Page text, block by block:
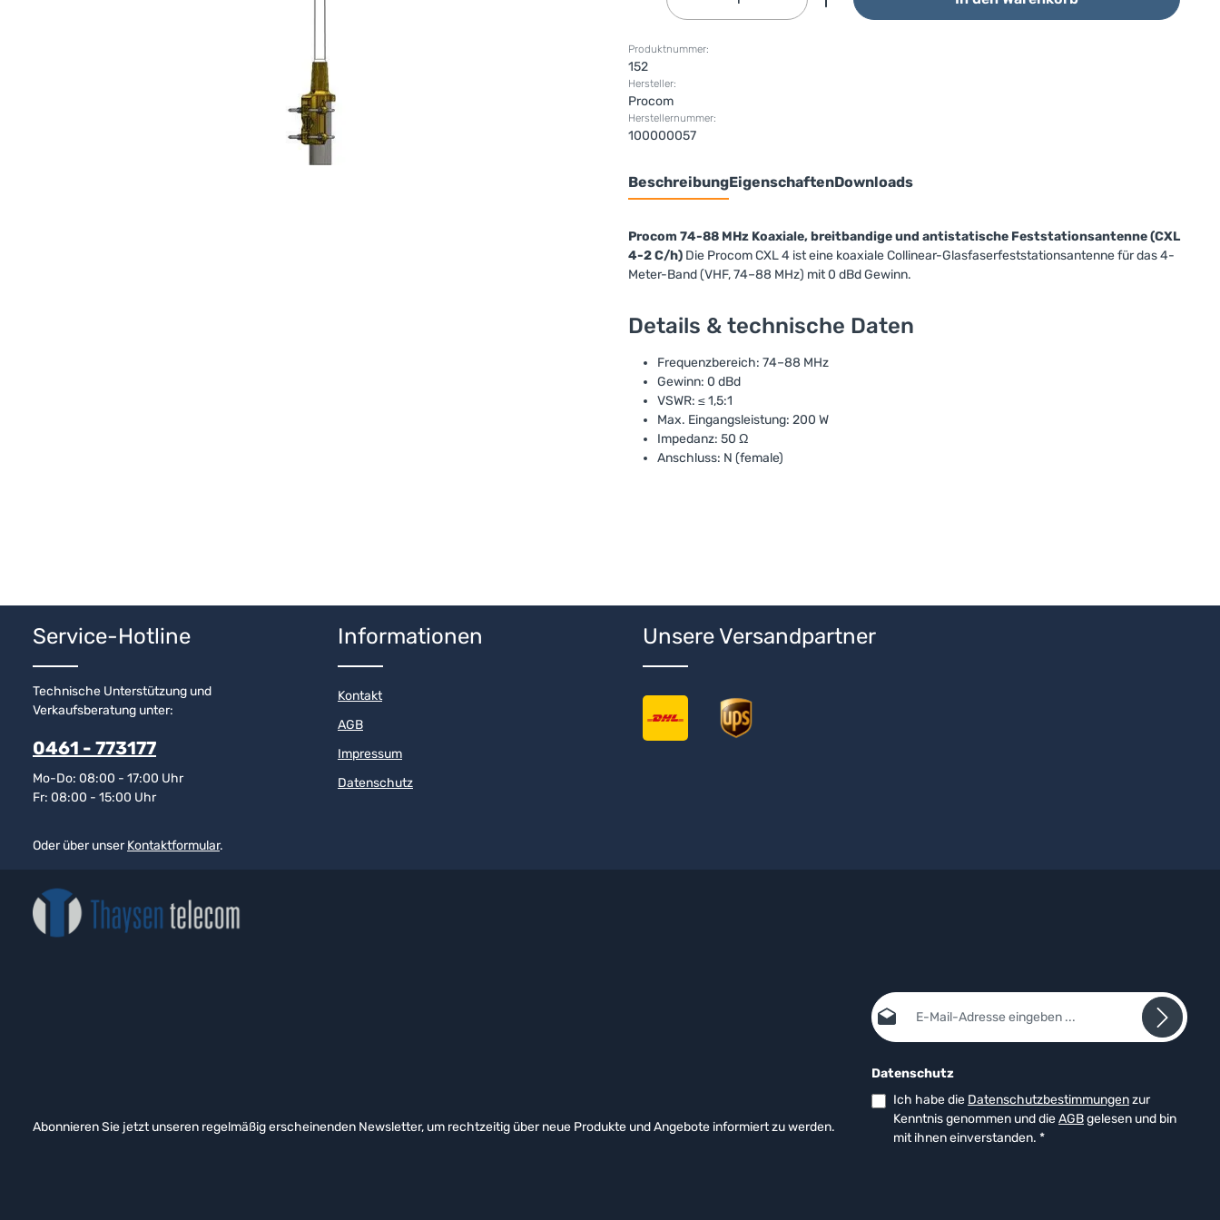
Produktnummer:
152
Hersteller:
Procom
Herstellernummer:
100000057
BeschreibungEigenschaftenDownloads
Procom 74-88 MHz Koaxiale, breitbandige und antistatische Feststationsantenne (CXL
4-2 C/h) Die Procom CXL 4 ist eine koaxiale Collinear-Glasfaserfeststationsantenne für das 4-
Meter-Band (VHF, 74–88 MHz) mit 0 dBd Gewinn.
Details & technische Daten
Frequenzbereich: 74–88 MHz
Gewinn: 0 dBd
VSWR: ≤ 1,5:1
Max. Eingangsleistung: 200 W
Impedanz: 50 Ω
Anschluss: N (female)
Service-Hotline
Technische Unterstützung und
Verkaufsberatung unter:
0461 - 773177
Mo-Do: 08:00 - 17:00 Uhr
Fr: 08:00 - 15:00 Uhr
Oder über unserKontaktformular.
Informationen
Kontakt
AGB
Impressum
Datenschutz
Unsere Versandpartner
Abonnieren Sie jetzt unseren regelmäßig erscheinenden Newsletter, um rechtzeitig über neue Produkte und Angebote informiert zu werden.
E-Mail-Adresse*
Datenschutz
Ich habe die Datenschutzbestimmungenzur
Kenntnis genommen und dieAGBgelesen und bin
mit ihnen einverstanden. *